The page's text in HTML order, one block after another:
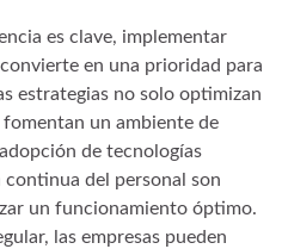
es clave, implementar
en una prioridad para
estrategias no solo optimizan
un ambiente de
de tecnologías
continua del personal son
un funcionamiento óptimo.
las empresas pueden